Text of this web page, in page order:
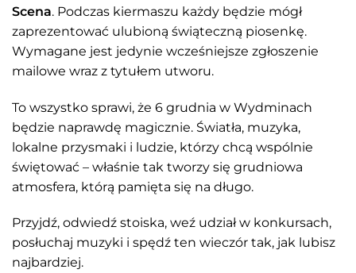
Scena. Podczas kiermaszu każdy będzie mógł
zaprezentować ulubioną świąteczną piosenkę.
Wymagane jest jedynie wcześniejsze zgłoszenie
mailowe wraz z tytułem utworu.
To wszystko sprawi, że 6 grudnia w Wydminach
będzie naprawdę magicznie. Światła, muzyka,
lokalne przysmaki i ludzie, którzy chcą wspólnie
świętować – właśnie tak tworzy się grudniowa
atmosfera, którą pamięta się na długo.
Przyjdź, odwiedź stoiska, weź udział w konkursach,
posłuchaj muzyki i spędź ten wieczór tak, jak lubisz
najbardziej.